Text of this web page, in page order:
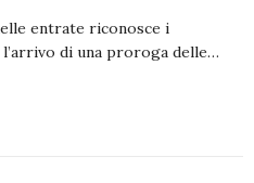
entrate riconosce i
l’arrivo di una proroga delle…